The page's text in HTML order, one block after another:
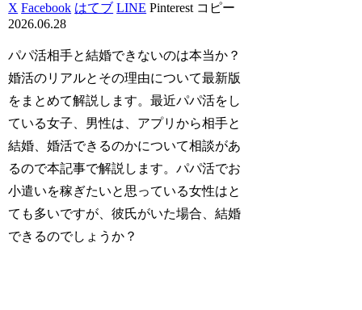
X Facebook はてブ LINE Pinterest コピー
2026.06.28
パパ活相手と結婚できないのは本当か？
婚活のリアルとその理由について最新版
をまとめて解説します。最近パパ活をし
ている女子、男性は、アプリから相手と
結婚、婚活できるのかについて相談があ
るので本記事で解説します。パパ活でお
小遣いを稼ぎたいと思っている女性はと
ても多いですが、彼氏がいた場合、結婚
できるのでしょうか？